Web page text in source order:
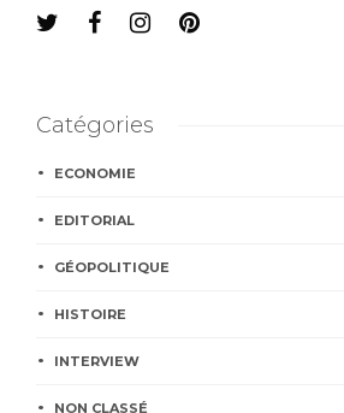
Catégories
ECONOMIE
EDITORIAL
GÉOPOLITIQUE
HISTOIRE
INTERVIEW
NON CLASSÉ